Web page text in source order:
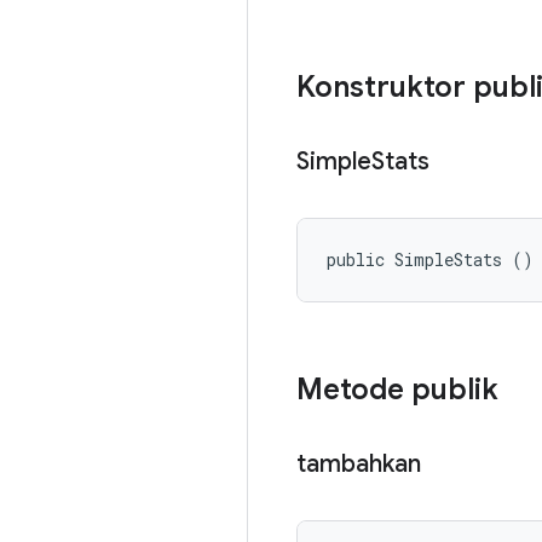
Konstruktor
SimpleStats
public SimpleStats ()
Metode publik
tambahkan